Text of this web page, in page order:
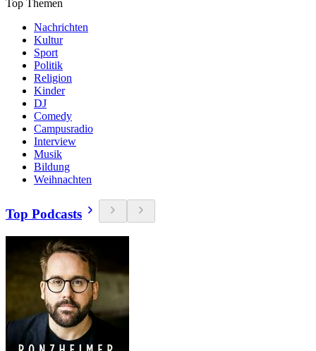
Top Themen
Nachrichten
Kultur
Sport
Politik
Religion
Kinder
DJ
Comedy
Campusradio
Interview
Musik
Bildung
Weihnachten
Top Podcasts